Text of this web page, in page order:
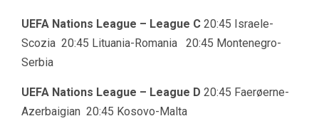
UEFA Nations League – League C 20:45 Israele-
Scozia 20:45 Lituania-Romania 20:45 Montenegro-
Serbia
UEFA Nations League – League D 20:45 Faerøerne-
Azerbaigian 20:45 Kosovo-Malta